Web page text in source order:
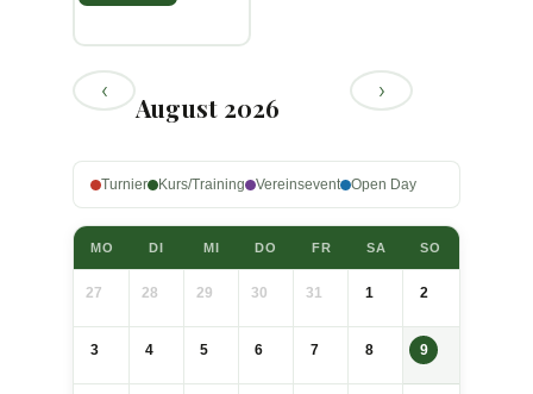
‹
August 2026
›
Turnier Kurs/Training Vereinsevent Open Day
MO DI MI DO FR SA SO
27 28 29 30 31 1 2
3 4 5 6 7 8 9